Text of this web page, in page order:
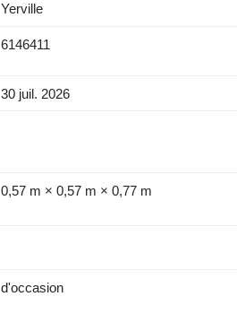
Yerville
6146411
30 juil. 2026
0,57 m × 0,57 m × 0,77 m
d'occasion